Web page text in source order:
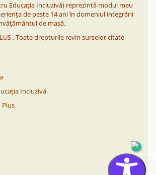
Educația Incluzivă) reprezintă modul meu
de peste 14 ani în domeniul integrării
de masă.
.Toate drepturile revin surselor citate
Incluzivă
Plus